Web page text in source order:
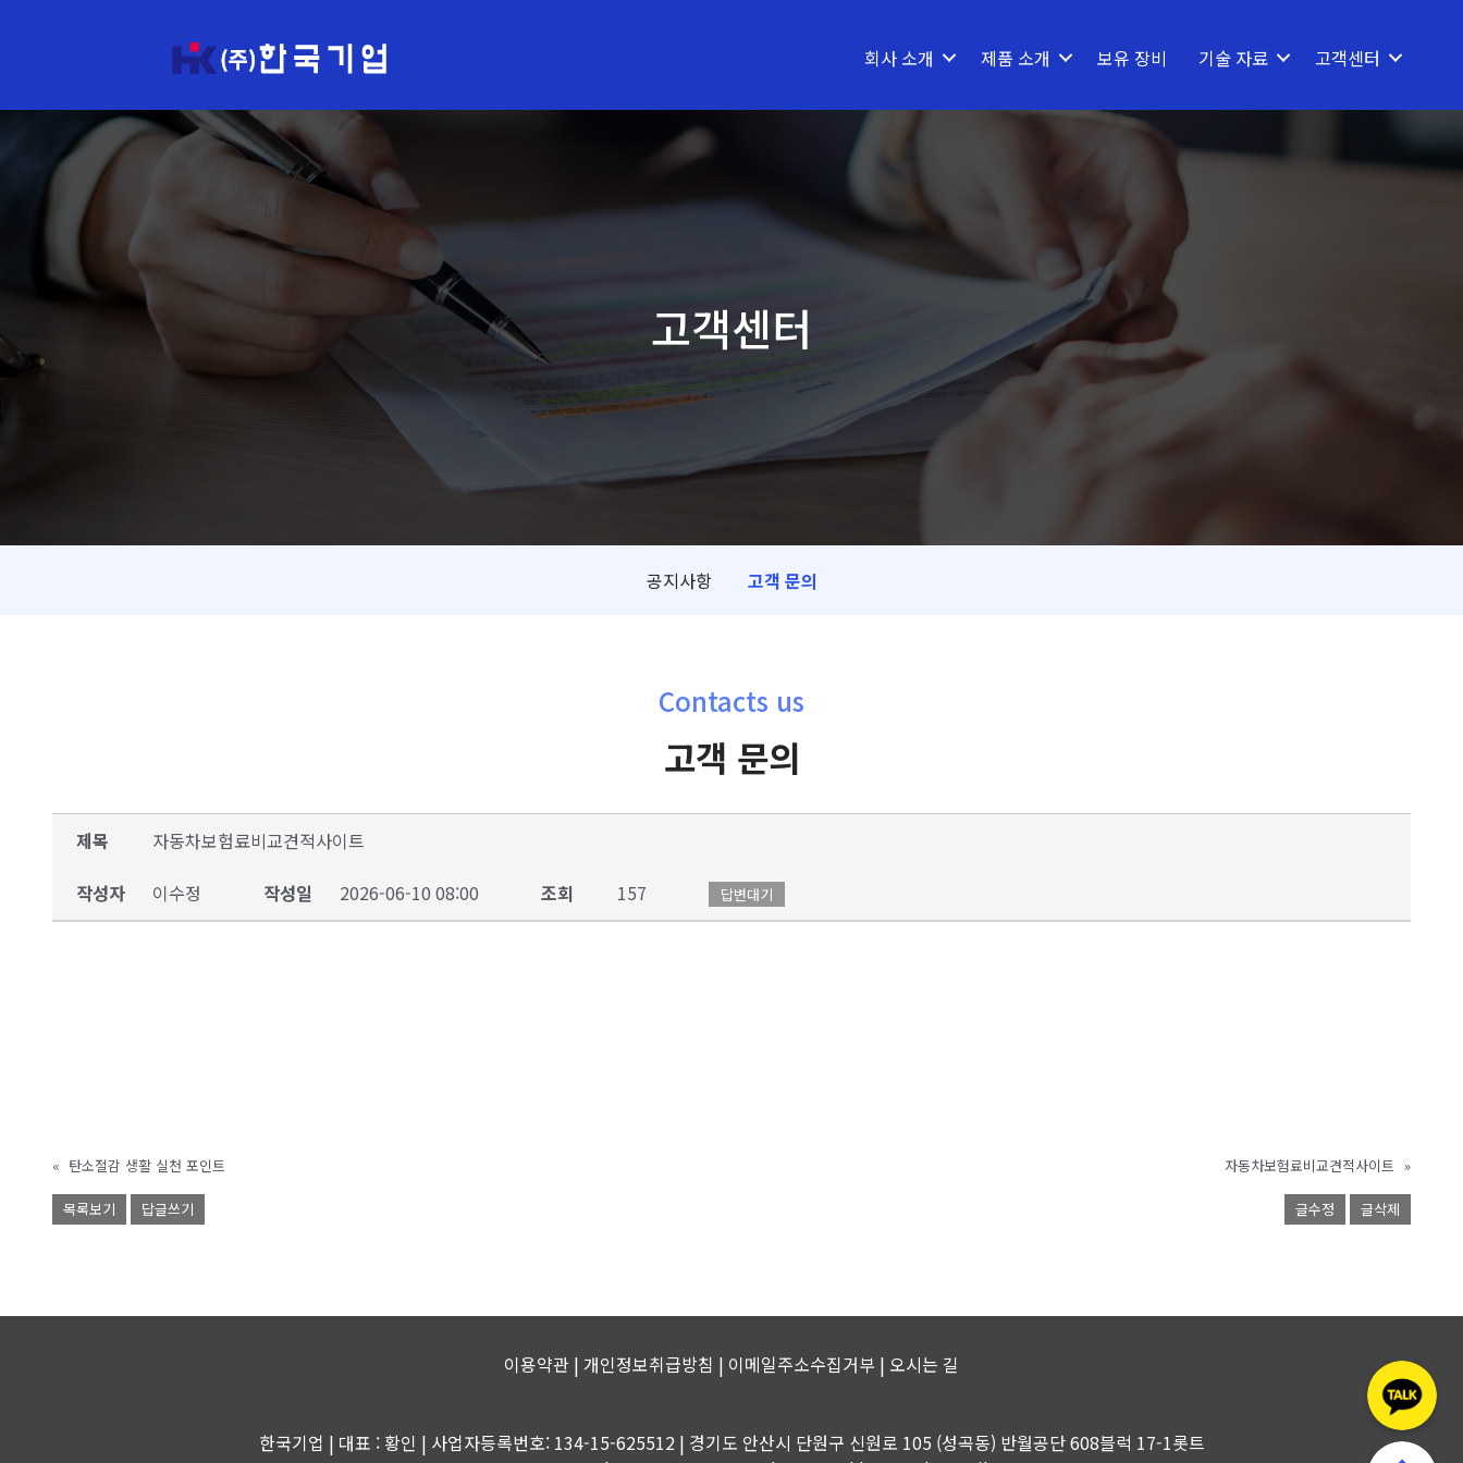
회사 소개 제품 소개 보유 장비 기술 자료 고객센터
고객센터
공지사항 고객 문의
Contacts us
고객 문의
제목
자동차보험료비교견적사이트
작성자
이수정 작성일 2026-06-10 08:00 조회 157 답변대기
« 탄소절감 생활 실천 포인트 자동차보험료비교견적사이트 »
목록보기 답글쓰기 글수정 글삭제
이용약관 | 개인정보취급방침 | 이메일주소수집거부 | 오시는 길
한국기업 | 대표 : 황인 | 사업자등록번호: 134-15-625512 | 경기도 안산시 단원구 신원로 105 (성곡동) 반월공단 608블럭 17-1롯트